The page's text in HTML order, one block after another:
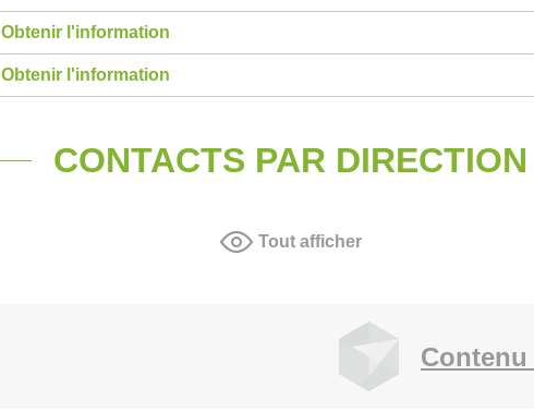
Obtenir l'information
Obtenir l'information
CONTACTS PAR DIRECTION
Tout afficher